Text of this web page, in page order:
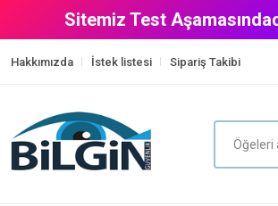
Sitemiz Test
Hakkımızda İstek listesi Sipariş Takibi